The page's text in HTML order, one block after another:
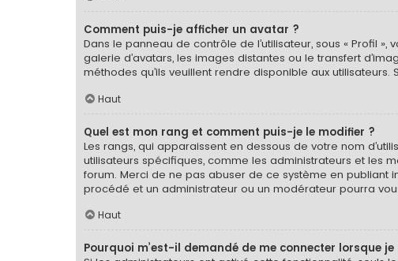
Comment puis-je afficher un avatar ?
Dans le panneau de contrôle de l’utilisateur, sous « Profil
galerie d’avatars, les images distantes ou le transfert
méthodes qu’ils veuillent rendre disponible aux
Haut
Quel est mon rang et comment puis-je le modifier ?
Les rangs, qui apparaissent en dessous de votre nom
utilisateurs spécifiques, comme les administrateurs et les
forum. Merci de ne pas abuser de ce système en publiant
procédé et un administrateur ou un modérateur pourra
Haut
Pourquoi m’est-il demandé de me connecter lorsque